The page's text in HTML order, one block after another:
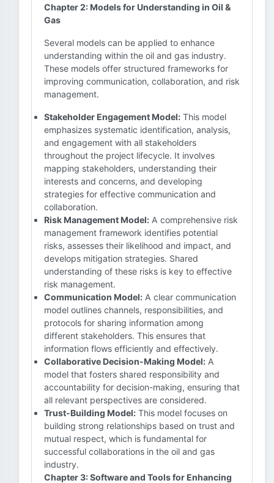
Chapter 2: Models for Understanding in Oil &
Gas
Several models can be applied to enhance
understanding within the oil and gas industry.
These models offer structured frameworks for
improving communication, collaboration, and risk
management.
Stakeholder Engagement Model: This model
emphasizes systematic identification, analysis,
and engagement with all stakeholders
throughout the project lifecycle. It involves
mapping stakeholders, understanding their
interests and concerns, and developing
strategies for effective communication and
collaboration.
Risk Management Model: A comprehensive risk
management framework identifies potential
risks, assesses their likelihood and impact, and
develops mitigation strategies. Shared
understanding of these risks is key to effective
risk management.
Communication Model: A clear communication
model outlines channels, responsibilities, and
protocols for sharing information among
different stakeholders. This ensures that
information flows efficiently and effectively.
Collaborative Decision-Making Model: A
model that fosters shared responsibility and
accountability for decision-making, ensuring that
all relevant perspectives are considered.
Trust-Building Model: This model focuses on
building strong relationships based on trust and
mutual respect, which is fundamental for
successful collaborations in the oil and gas
industry.
Chapter 3: Software and Tools for Enhancing